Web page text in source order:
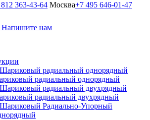
363-43-64 Москва+7 495 646-01-47
Напишите нам
радиальный однорядный
радиальный двухрядный